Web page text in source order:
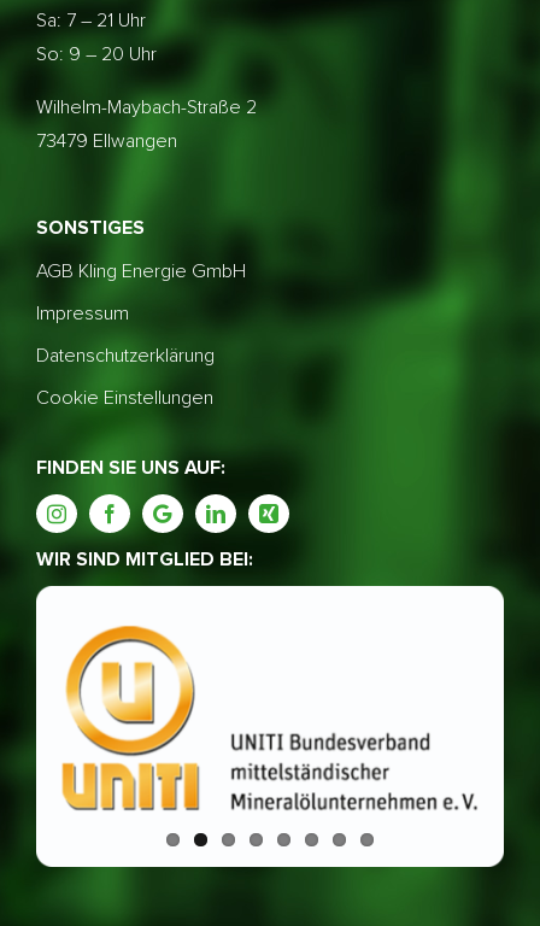
Sa: 7 – 21 Uhr
So: 9 – 20 Uhr
Wilhelm-Maybach-Straße 2
73479 Ellwangen
SONSTIGES
AGB Kling Energie GmbH
Impressum
Datenschutzerklärung
Cookie Einstellungen
FINDEN SIE UNS AUF:
WIR SIND MITGLIED BEI: